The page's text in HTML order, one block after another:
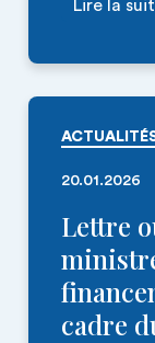
Lire la
20.01.2026
Lettre
cadre